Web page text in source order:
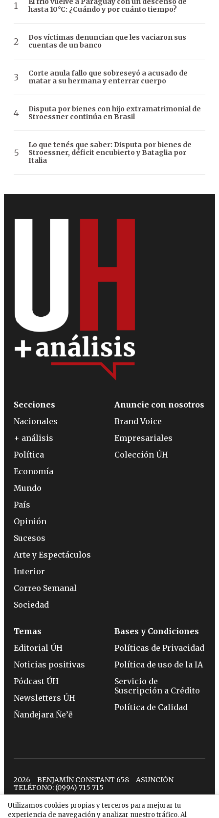
hasta 10°C: ¿Cuándo y por cuánto tiempo?
Dos víctimas denuncian que les vaciaron sus
cuentas de un banco
Corte anula fallo que sobreseyó a acusado de
matar a su hermana y enterrar cuerpo
Disputa por bienes con hijo extramatrimonial de
Stroessner continúa en Brasil
Lo que tenés que saber: Disputa por bienes de
Stroessner, déficit encubierto y Bataglia por
Italia
Utilizamos cookies propias y terceros para mejorar tu
experiencia de navegación y analizar nuestro tráfico. Al
Secciones
Nacionales
+ análisis
Política
Economía
Mundo
País
Opinión
Sucesos
Arte y Espectáculos
Interior
Correo Semanal
Sociedad
Anuncie con nosotros
Brand Voice
Empresariales
Colección ÚH
Temas
Editorial ÚH
Noticias positivas
Pódcast ÚH
Newsletters ÚH
Ñandejara Ñe’ẽ
Bases y Condiciones
Políticas de Privacidad
Política de uso de la IA
Servicio de
Suscripción a Crédito
Política de Calidad
2026 - BENJAMÍN CONSTANT 658 - ASUNCIÓN -
TELÉFONO: (0994) 715 715